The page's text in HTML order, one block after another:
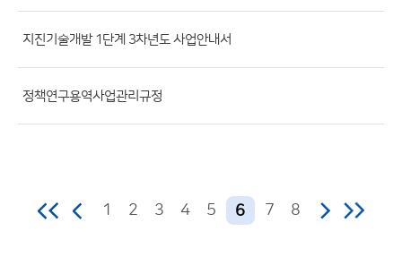
지진기술개발 1단계 3차년도 사업안내서
정책연구용역사업관리규정
1 2 3 4 5 6 7 8